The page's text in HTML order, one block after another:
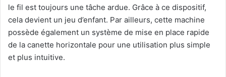
le fil est toujours une tâche ardue. Grâce à ce dispositif,
cela devient un jeu d’enfant. Par ailleurs, cette machine
possède également un système de mise en place rapide
de la canette horizontale pour une utilisation plus simple
et plus intuitive.